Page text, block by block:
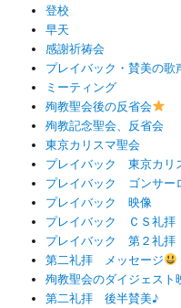
登校
早天
感謝祈祷会
プレイバック・賛美の歌
ミーティング
殉教聖会後の反省会
殉教記念聖会、反省会
東京カリスマ聖会
プレイバック 東京カリ
プレイバック ゴンサー
プレイバック 映像
プレイバック ＣＳ礼拝
プレイバック 第２礼拝
第二礼拝 メッセージ
殉教聖会のダイジェスト
第二礼拝 後半賛美♪